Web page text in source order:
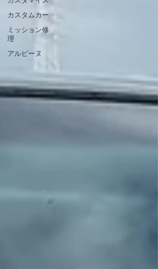
カスタムカー
ミッション修
理
アルピーヌ